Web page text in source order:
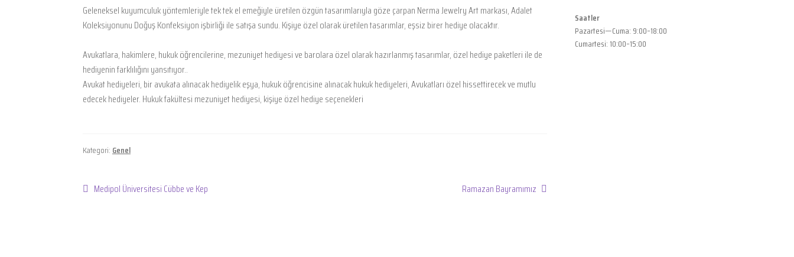
Geleneksel kuyumculuk yöntemleriyle tek tek el emeğiyle üretilen özgün tasarımlarıyla göze çarpan Nerma Jewelry Art markası, Adalet
Koleksiyonunu Doğuş Konfeksiyon işbirliği ile satışa sundu. Kişiye özel olarak üretilen tasarımlar, eşsiz birer hediye olacaktır.
Avukatlara, hakimlere, hukuk öğrencilerine, mezuniyet hediyesi ve barolara özel olarak hazırlanmış tasarımlar, özel hediye paketleri ile de
hediyenin farklılığını yansıtıyor..
Avukat hediyeleri, bir avukata alınacak hediyelik eşya, hukuk öğrencisine alınacak hukuk hediyeleri, Avukatları özel hissettirecek ve mutlu
edecek hediyeler. Hukuk fakültesi mezuniyet hediyesi, kişiye özel hediye seçenekleri
Kategori: Genel
Yazı
Önceki
Medipol Üniversitesi Cübbe ve Kep
Sonraki
Ramazan Bayramımız
Saatler
Pazartesi—Cuma: 9:00–18:00
Cumartesi: 10:00–15:00